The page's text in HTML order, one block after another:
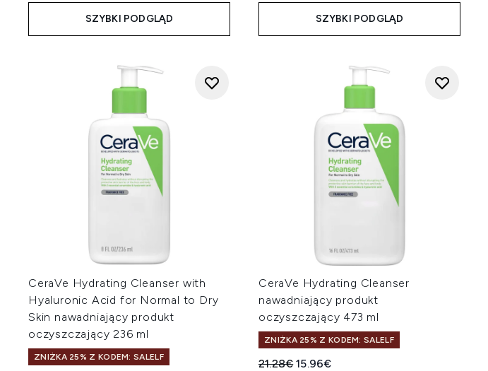
SZYBKI PODGLĄD SZYBKI PODGLĄD
CeraVe Hydrating Cleanser with
Hyaluronic Acid for Normal to Dry
Skin nawadniający produkt
oczyszczający 236 ml
ZNIŻKA 25% Z KODEM: SALELF
CeraVe Hydrating Cleanser
nawadniający produkt
oczyszczający 473 ml
ZNIŻKA 25% Z KODEM: SALELF
Sugerowana cena detaliczna:
21.28€Aktualna cena:
15.96€